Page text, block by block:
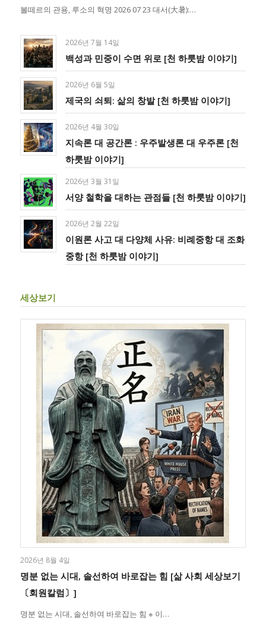
볼떼르의 관용, 루소의 혁명 2026 07 23 대서(大暑):…
2026년 7월 14일
백성과 민중이 수면 위로 [천 하룻밤 이야기]
2026년 6월 5일
제국의 쇠퇴: 삶의 창발 [천 하룻밤 이야기]
2026년 4월 30일
지속론 대 공간론 : 우주발생론 대 우주론 [천
하룻밤 이야기]
2026년 3월 31일
서양 철학을 대하는 관점들 [천 하룻밤 이야기]
2026년 2월 22일
이원론 사고 대 다양체 사유: 비례중항 대 조화
중항 [천 하룻밤 이야기]
세상보기
2026년 8월 4일
명분 없는 시대, 솔선하여 바로잡는 힘 [삶 사회 세상보기
〔회원칼럼〕]
명분 없는 시대, 솔선하여 바로잡는 힘 ※ 이…